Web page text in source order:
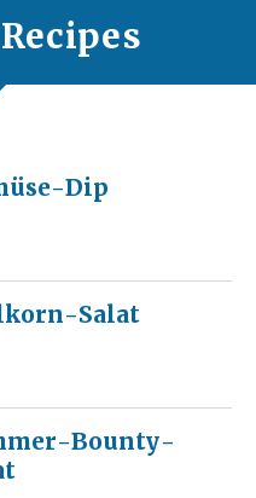
Dip
Salat
Bounty-